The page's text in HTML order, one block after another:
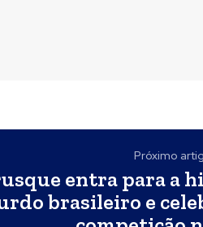
Próximo
entra para a
brasileiro e